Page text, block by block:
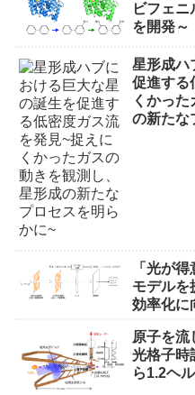
ビフェ
を開発～
星形成ハ
促進する
くかっ
の新たな
「光が
モデル
効率化
原子を流
光格子
ら1.2ヘ